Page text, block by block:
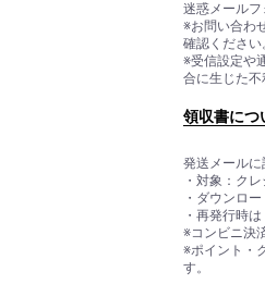
迷惑メールフ
※お問い合わ
確認ください
※受信設定や
合に生じた不
領収書につ
発送メールに
・対象：ク
・ダウンロ
・再発行時
※コンビニ決
※ポイント・
す。